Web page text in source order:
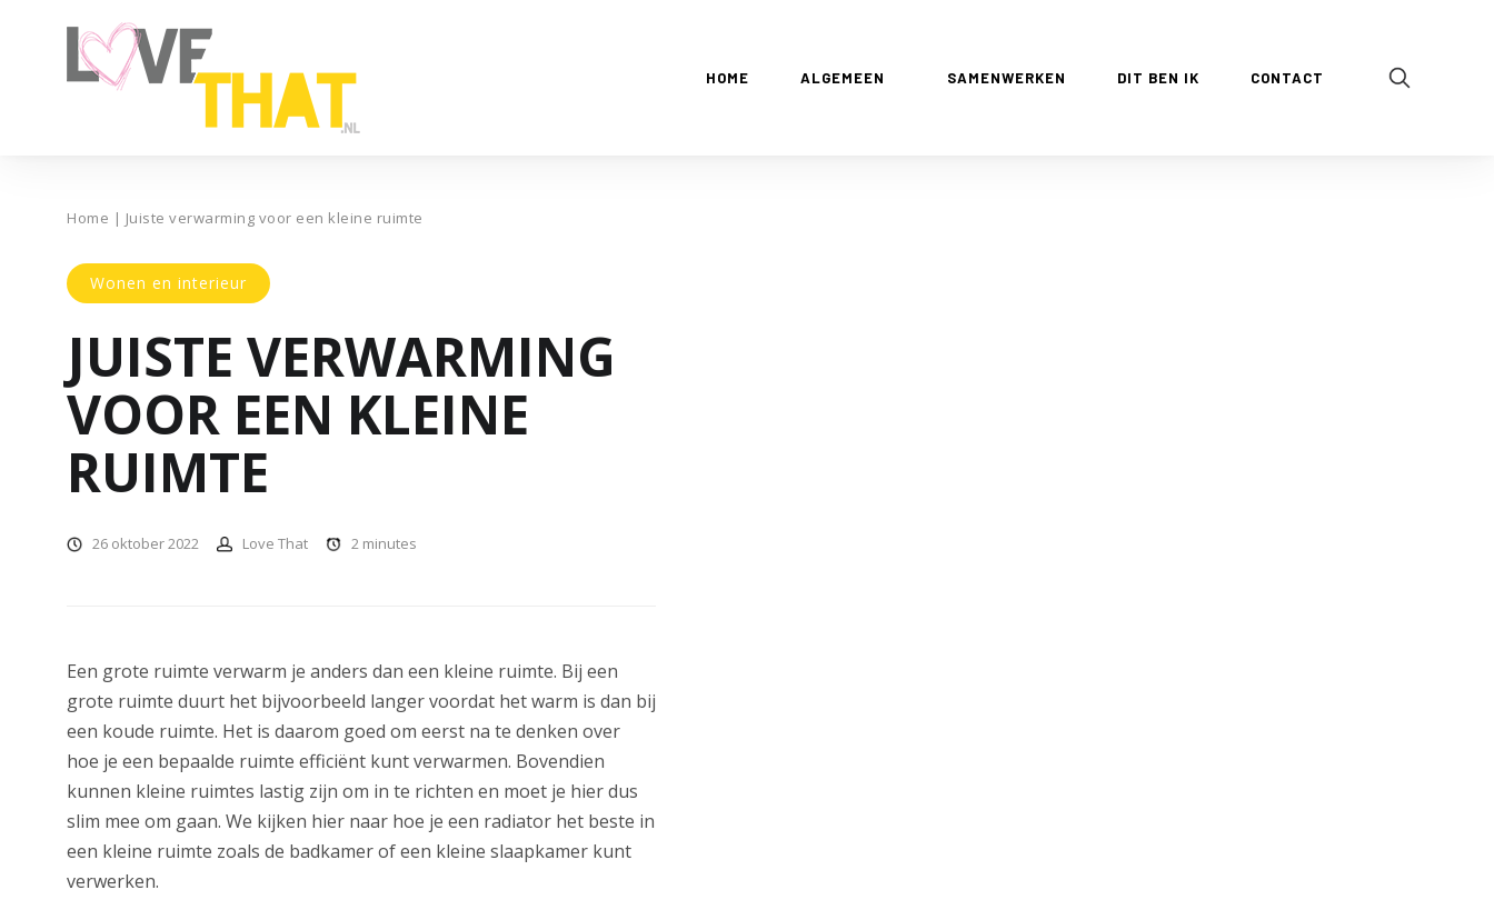
HOME ALGEMEEN SAMENWERKEN DIT BEN IK CONTACT
Home | Juiste verwarming voor een kleine ruimte
Wonen en interieur
JUISTE VERWARMING
VOOR EEN KLEINE
RUIMTE
26 oktober 2022 Love That 2 minutes
Een grote ruimte verwarm je anders dan een kleine ruimte. Bij een
grote ruimte duurt het bijvoorbeeld langer voordat het warm is dan bij
een koude ruimte. Het is daarom goed om eerst na te denken over
hoe je een bepaalde ruimte efficiënt kunt verwarmen. Bovendien
kunnen kleine ruimtes lastig zijn om in te richten en moet je hier dus
slim mee om gaan. We kijken hier naar hoe je een radiator het beste in
een kleine ruimte zoals de badkamer of een kleine slaapkamer kunt
verwerken.